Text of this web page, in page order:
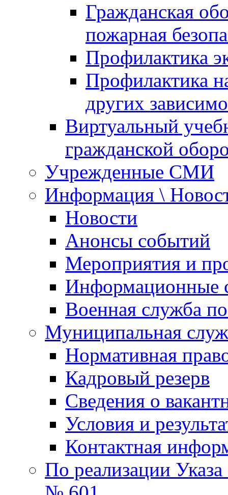
Гражданская
пожарная
Профилактика
Профилактика
других
Виртуальный
гражданской
Учрежденные СМИ
Информация \
Новости
Анонсы событий
Мероприятия и
Информационные
Военная служба
Муниципальная
Нормативная
Кадровый резерв
Сведения о
Условия и
Контактная
По реализации